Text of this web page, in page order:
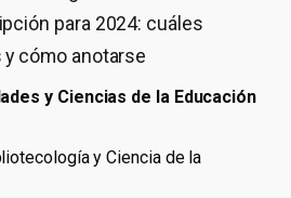
para 2024: cuáles
cómo anotarse
y Ciencias de la Educación
y Ciencia de la